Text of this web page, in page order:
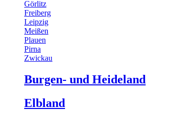
Görlitz
Freiberg
Leipzig
Meißen
Plauen
Pirna
Zwickau
Burgen- und Heideland
Elbland